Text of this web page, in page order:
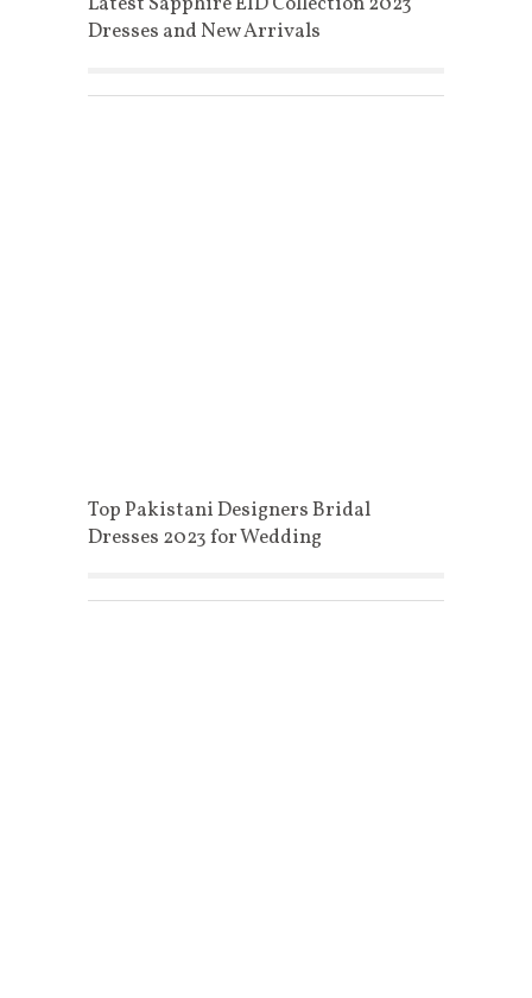
Dresses and New Arrivals
Top Pakistani Designers Bridal
Dresses 2023 for Wedding